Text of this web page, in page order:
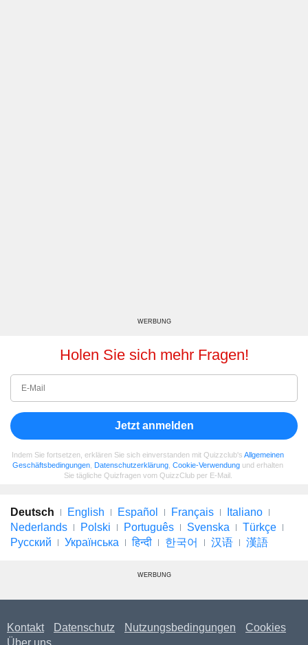
WERBUNG
Holen Sie sich mehr Fragen!
Jetzt anmelden
Indem Sie fortsetzen, erklären Sie sich einverstanden mit Quizzclub's Allgemeinen
Geschäftsbedingungen
Datenschutzerklärung Cookie-Verwendung und erhalten
Sie tägliche Quizfragen vom QuizzClub per E-Mail.
Deutsch English Español Français
Italiano
Nederlands
Polski Português Svenska
Türkçe
Русский
Українська हिन्दी 한국어 汉语 漢語
WERBUNG
Kontakt Datenschutz Nutzungsbedingungen
Cookies